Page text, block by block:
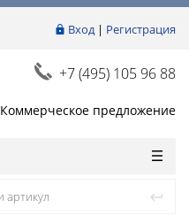
Вход| Регистрация
+7 (495) 105 96 88
Коммерческое предложение